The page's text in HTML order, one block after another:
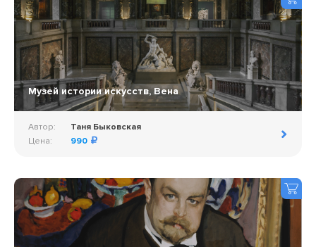
Музей истории искусств, Вена
Автор:
Таня Быковская
Цена:
990